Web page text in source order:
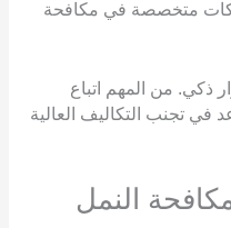
متخصصة في مكافحة
ذكي. من المهم اتباع
في تجنب التكاليف العالية
النمل